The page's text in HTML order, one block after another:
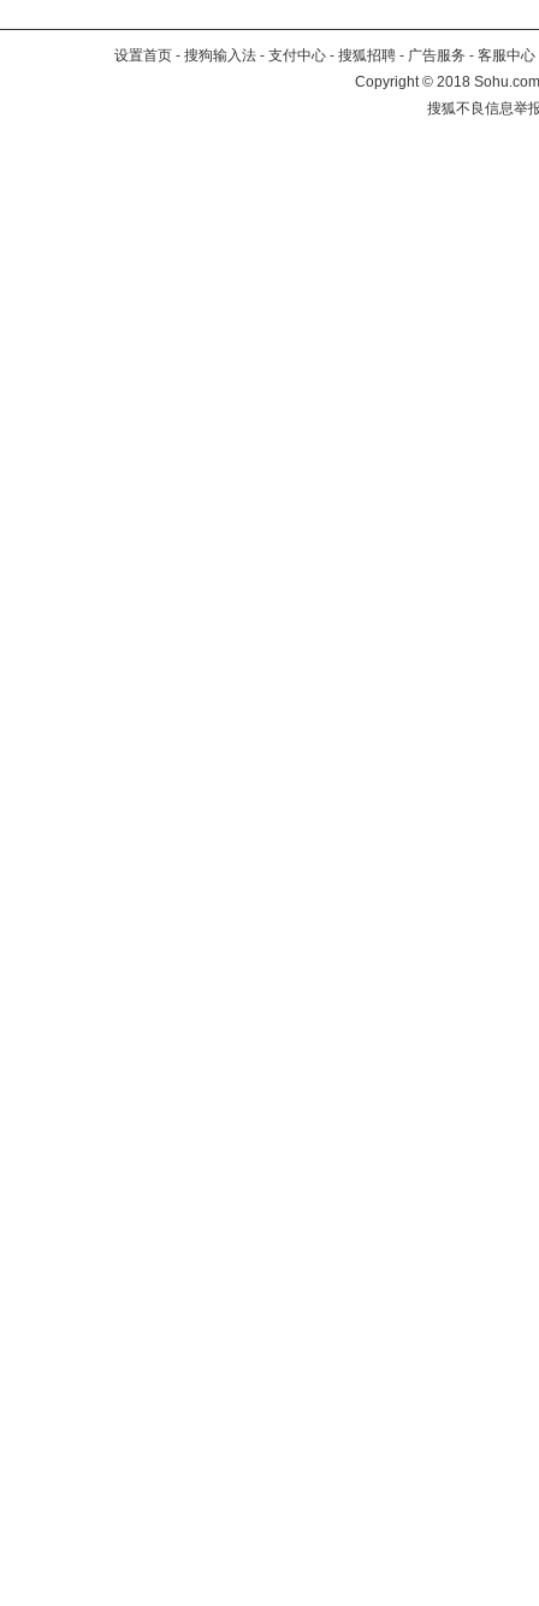
设置首页 - 搜狗输入法 - 支付中心 - 搜狐招聘 - 广告服务 - 客服中心
Copyright©2018
搜狐不良信息举